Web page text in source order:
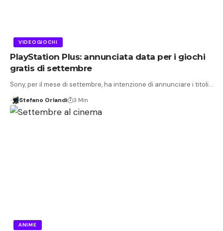
VIDEOGIOCHI
PlayStation Plus: annunciata data per i giochi
gratis di settembre
Sony, per il mese di settembre, ha intenzione di annunciare i titoli…
Stefano Orlandi 3 Min
ANIME